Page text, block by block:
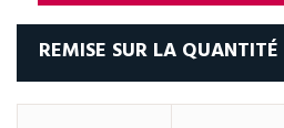
REMISE SUR LA QUANTITÉ